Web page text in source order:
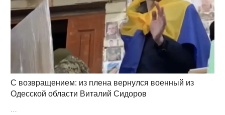
С возвращением: из плена вернулся военный из
Одесской области Виталий Сидоров